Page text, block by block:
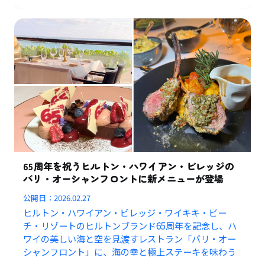
65周年を祝うヒルトン・ハワイアン・ビレッジの
バリ・オーシャンフロントに新メニューが登場
公開日：2026.02.27
ヒルトン・ハワイアン・ビレッジ・ワイキキ・ビー
チ・リゾートのヒルトンブランド65周年を記念し、ハ
ワイの美しい海と空を見渡すレストラン「バリ・オー
シャンフロント」に、海の幸と極上ステーキを味わう